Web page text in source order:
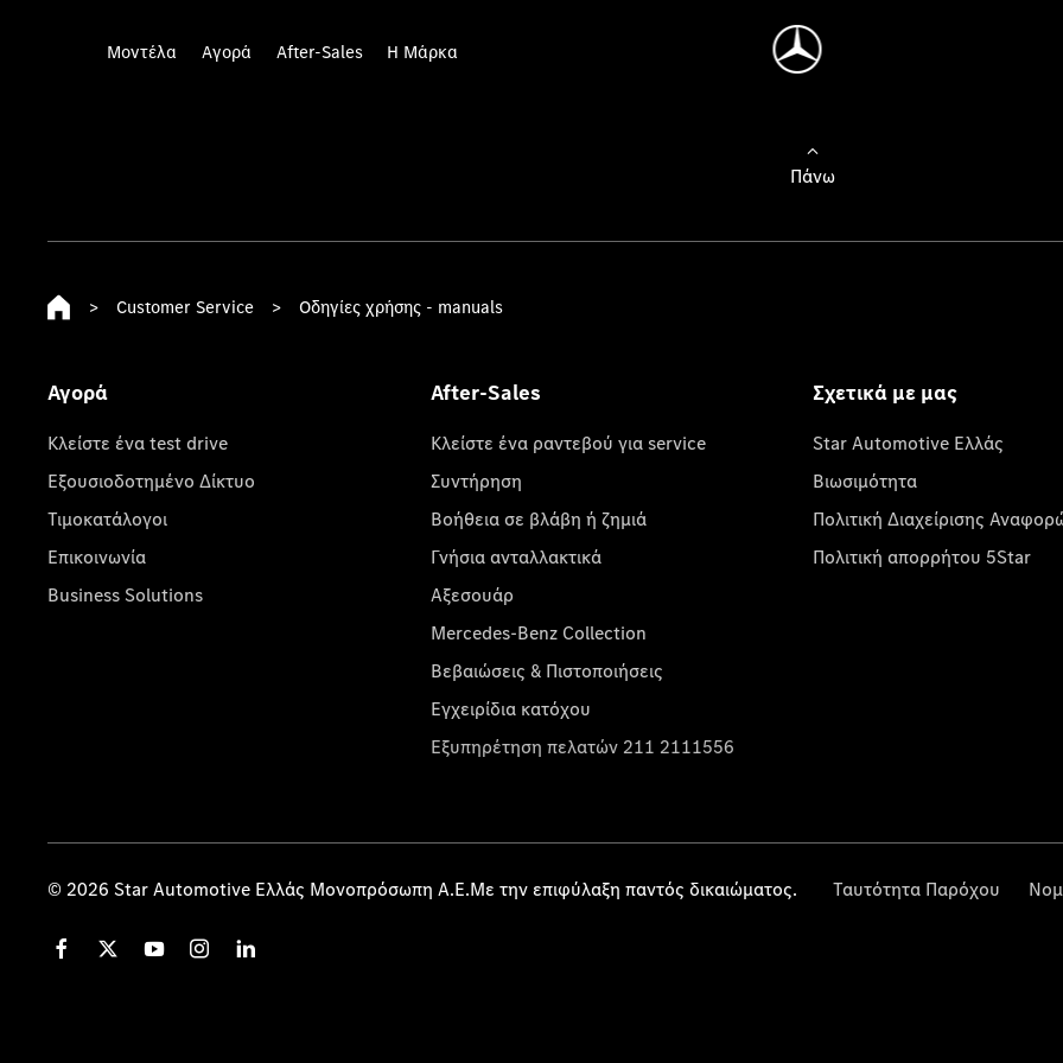
Μοντέλα Αγορά After-Sales Η Μάρκα
Πάνω
> Customer Service > Οδηγίες χρήσης - manuals
Αγορά
Κλείστε ένα test drive
Εξουσιοδοτημένο Δίκτυο
Τιμοκατάλογοι
Επικοινωνία
Business Solutions
After-Sales
Κλείστε ένα ραντεβού για service
Συντήρηση
Βοήθεια σε βλάβη ή ζημιά
Γνήσια ανταλλακτικά
Αξεσουάρ
Mercedes-Benz Collection
Βεβαιώσεις & Πιστοποιήσεις
Εγχειρίδια κατόχου
Εξυπηρέτηση πελατών 211 2111556
Σχετικά με μας
Star Automotive Ελλάς
Βιωσιμότητα
Πολιτική Διαχείρισης
Πολιτική απορρήτου 5Star
© 2026 Star Automotive Ελλάς Μονοπρόσωπη Α.Ε.Με την επιφύλαξη παντός δικαιώματος. Ταυτότητα Παρόχου